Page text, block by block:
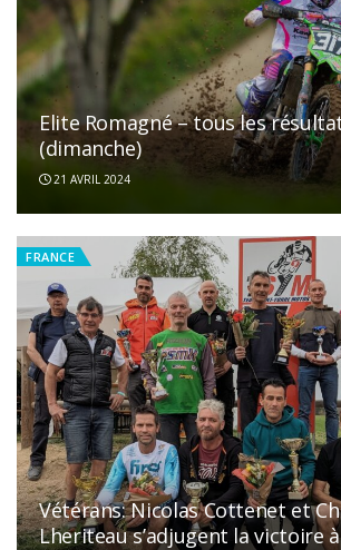
Elite Romagné – tous les
(dimanche)
21 AVRIL 2024
FRANCE
Vétérans: Nicolas Cottenet et
Lheriteau s’adjugent la victoire